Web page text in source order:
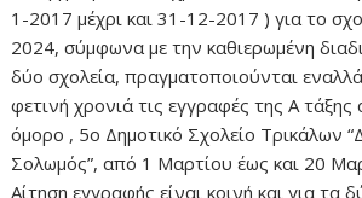
1-2017 μέχρι και 31-12-2017 ) για το
2024, σύμφωνα με την καθιερωμένη
δύο σχολεία, πραγματοποιούνται
φετινή χρονιά τις εγγραφές της Α τάξης
όμορο , 5ο Δημοτικό Σχολείο Τρικάλων
Σολωμός”, από 1 Μαρτίου έως και 20
Αίτηση εγγραφής είναι κοινή και για τα